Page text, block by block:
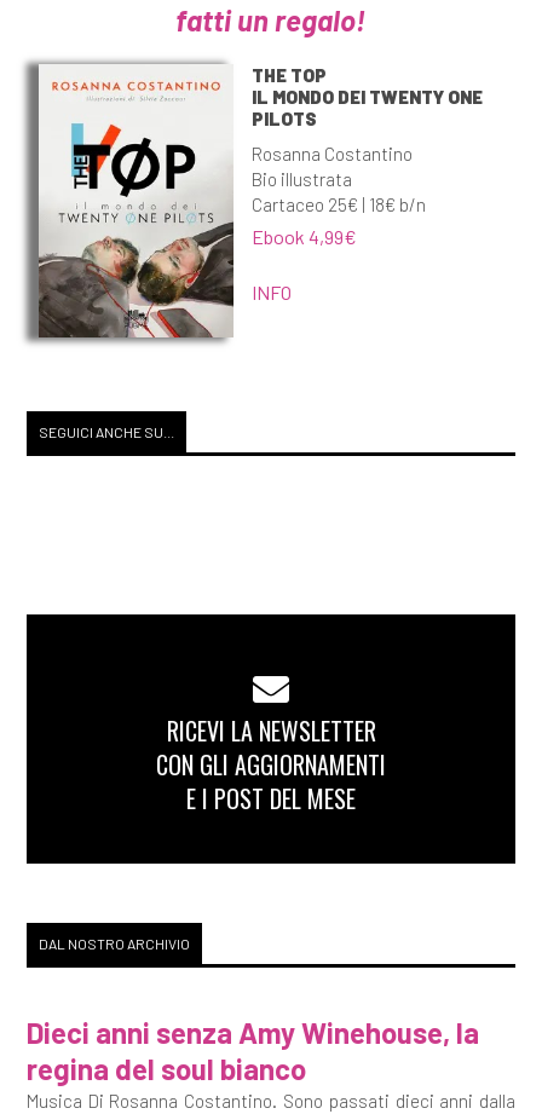
fatti un regalo!
THE TOP
IL MONDO DEI TWENTY ONE
PILOTS
Rosanna Costantino
Bio illustrata
Cartaceo 25€ | 18€ b/n
Ebook 4,99€
INFO
SEGUICI ANCHE SU...
RICEVI LA NEWSLETTER
CON GLI AGGIORNAMENTI
E I POST DEL MESE
DAL NOSTRO ARCHIVIO
Dieci anni senza Amy Winehouse, la
regina del soul bianco
Musica Di Rosanna Costantino. Sono passati dieci anni dalla